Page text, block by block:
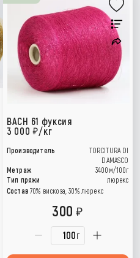
BACH 61 фуксия
3 000 /кг
Производитель
TORCITURA DI
DAMASCO
Метраж
3400м/100г
Тип пряжи
люрекс
Состав 70% вискоза, 30% люрекс
г
300